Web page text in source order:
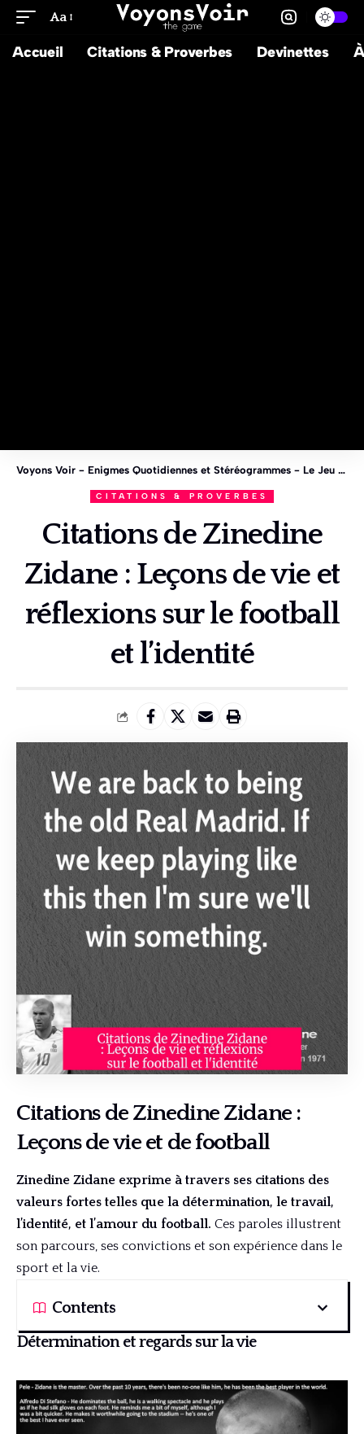
Aa
Accueil Citations & Proverbes Devinettes
Voyons Voir - Enigmes Quotidiennes et Stéréogrammes - Le Jeu des 1%
CITATIONS & PROVERBES
Citations de Zinedine
Zidane : Leçons de vie et
réflexions sur le football
et l’identité
Citations de Zinedine Zidane :
Leçons de vie et de football
Zinedine Zidane exprime à travers ses citations des
valeurs fortes telles que la détermination, le travail,
l’identité, et l’amour du football. Ces paroles illustrent
son parcours, ses convictions et son expérience dans le
sport et la vie.
Contents
Détermination et regards sur la vie